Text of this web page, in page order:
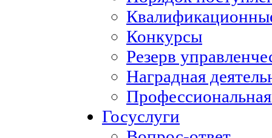
Конкурсы
Резерв
Наградная
Госуслуги